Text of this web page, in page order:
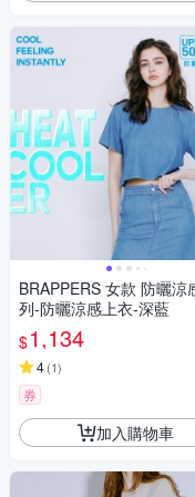
BRAPPERS 女款 防曬涼感系
列-防曬涼感上衣-深藍
$1,134
4(1)
券
加入購物車